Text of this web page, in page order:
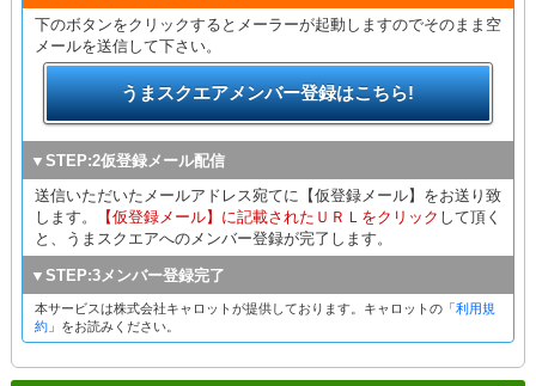
下のボタンをクリックするとメーラーが起動しますのでそのまま空
メールを送信して下さい。
うまスクエアメンバー登録はこちら!
▼STEP:2仮登録メール配信
送信いただいたメールアドレス宛てに【仮登録メール】をお送り致
します。
【仮登録メール】に記載されたＵＲＬをクリック して頂く
と、うまスクエアへのメンバー登録が完了します。
▼STEP:3メンバー登録完了
本サービスは株式会社キャロットが提供しております。キャロットの「利用規
約」をお読みください。